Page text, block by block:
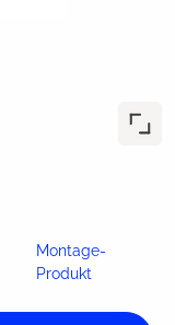
Montage-
Produkt